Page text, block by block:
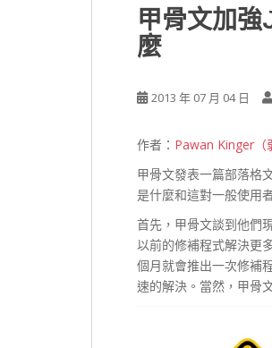
甲骨文加
麼
2013 年 07 月 04 日
作者： Pawan Kinger（
甲骨文發表一篇部落格
是什麼和這對一般使用
首先，甲骨文談到他們
以前的修補程式解決更
個月就會推出一次修補
速的解決。當然，甲骨